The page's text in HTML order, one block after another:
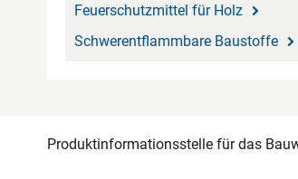
Feuerschutzmittel für Holz
Schwerentflammbare Baustoffe
Produktinformationsstelle für das